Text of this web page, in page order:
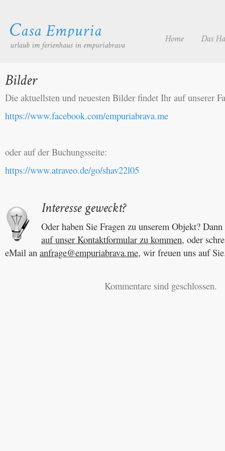
Die aktuellsten und neuesten Bilder findet Ihr auf unserer
https://www.facebook.com/empuriabrava.me
oder auf der Buchungsseite:
https://www.atraveo.de/go/shav22l05
Oder haben Sie Fragen zu unserem Objekt?
auf unser Kontaktformular zu kommen, oder
eMail an anfrage@empuriabrava.me, wir freuen uns auf
Kommentare sind geschlossen.